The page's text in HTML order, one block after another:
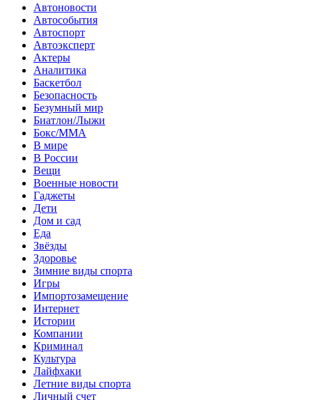
Автоновости
Автособытия
Автоспорт
Автоэксперт
Актеры
Аналитика
Баскетбол
Безопасность
Безумный мир
Биатлон/Лыжи
Бокс/MMA
В мире
В России
Вещи
Военные новости
Гаджеты
Дети
Дом и сад
Еда
Звёзды
Здоровье
Зимние виды спорта
Игры
Импортозамещение
Интернет
Истории
Компании
Криминал
Культура
Лайфхаки
Летние виды спорта
Личный счет